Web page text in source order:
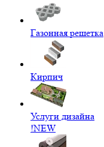
Газонная решетка
Кирпич
Услуги дизайна
!NEW